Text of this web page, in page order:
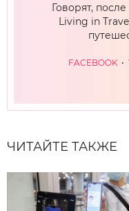
Говорят,
Living in
FACEBOOK
ЧИТАЙТЕ ТАКЖЕ